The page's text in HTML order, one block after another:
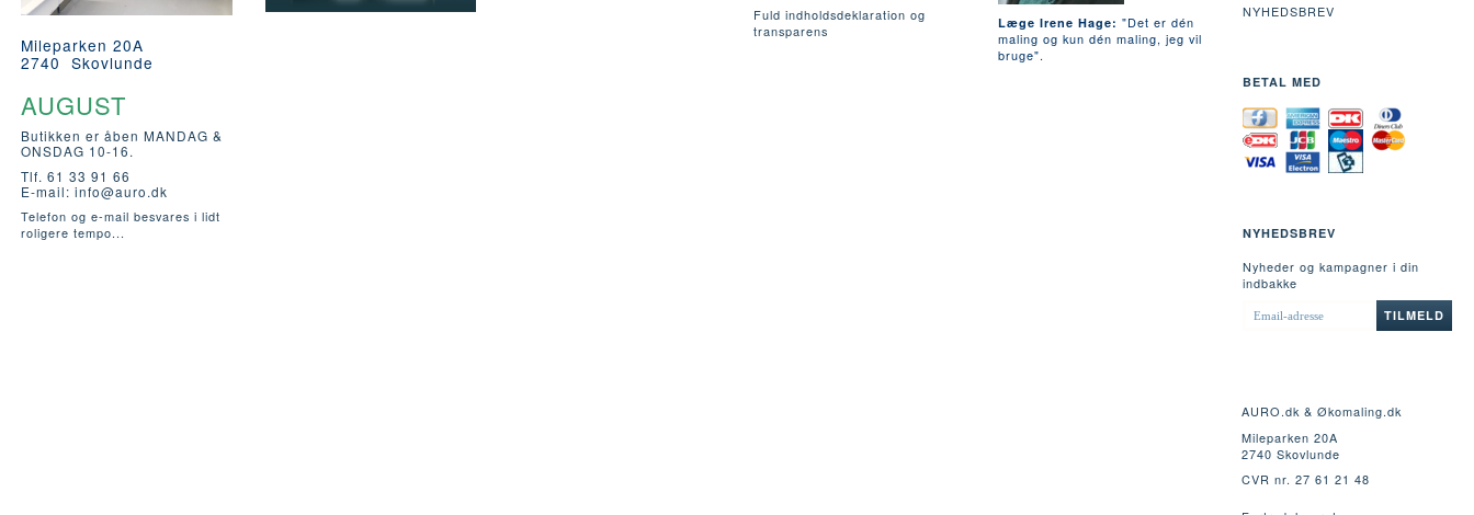
Mileparken 20A
2740 Skovlunde
AUGUST
Butikken er åben MANDAG &
ONSDAG 10-16.
Tlf. 61 33 91 66
E-mail: info@auro.dk
Telefon og e-mail besvares i lidt
roligere tempo...
Fuld indholdsdeklaration og
transparens
Læge Irene Hage: "Det er dén
maling og kun dén maling, jeg vil
bruge".
NYHEDSBREV
BETAL MED
NYHEDSBREV
Nyheder og kampagner i din
indbakke
EMAIL-
ADRESSE
TILMELD
AURO.dk & Økomaling.dk
Mileparken 20A
2740 Skovlunde
CVR nr. 27 61 21 48